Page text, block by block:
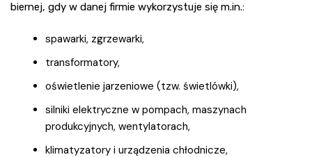
biernej, gdy w danej firmie wykorzystuje się m.in.:
spawarki, zgrzewarki,
transformatory,
oświetlenie jarzeniowe (tzw. świetlówki),
silniki elektryczne w pompach, maszynach
produkcyjnych, wentylatorach,
klimatyzatory i urządzenia chłodnicze,